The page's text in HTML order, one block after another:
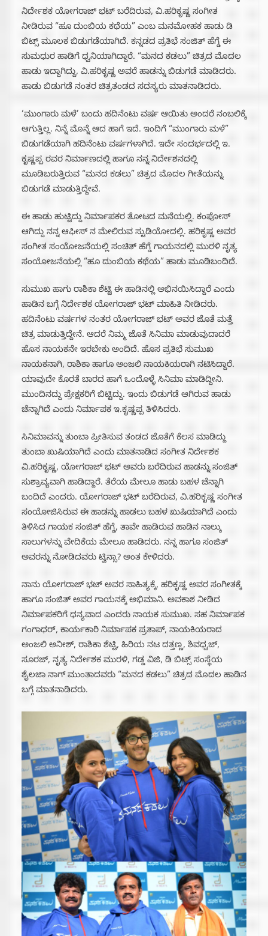
ನಿರ್ದೇಶಕ ಯೋಗರಾಜ್ ಭಟ್ ಬರೆದಿರುವ, ವಿ.ಹರಿಕೃಷ್ಣ ಸಂಗೀತ
ನೀಡಿರುವ “ಹೂ ದುಂಬಿಯ ಕಥೆಯ” ಎಂಬ ಮನಮೋಹಕ ಹಾಡು ಡಿ
ಬಿಟ್ಸ್ ಮೂಲಕ ಬಿಡುಗಡೆಯಾಗಿದೆ. ಕನ್ನಡದ ಪ್ರತಿಭೆ ಸಂಜಿತ್ ಹೆಗ್ಡೆ ಈ
ಸುಮಧುರ ಹಾಡಿಗೆ ಧ್ವನಿಯಾಗಿದ್ದಾರೆ. “ಮನದ ಕಡಲು” ಚಿತ್ರದ ಮೊದಲ
ಹಾಡು ಇದ್ದಾಗಿದ್ದು,‌ ವಿ.ಹರಿಕೃಷ್ಣ ಅವರೆ ಹಾಡನ್ನು ಬಿಡುಗಡೆ ಮಾಡಿದರು.
ಹಾಡು ಬಿಡುಗಡೆ ನಂತರ ಚಿತ್ರತಂಡದ ಸದಸ್ಯರು ಮಾತನಾಡಿದರು.
‘ಮುಂಗಾರು ಮಳೆ’ ಬಂದು ಹದಿನೆಂಟು ವರ್ಷ ಆಯಿತು ಅಂದರೆ ನಂಬಲಿಕ್ಕೆ
ಆಗುತ್ತಿಲ್ಲ. ನಿನ್ನೆ ಮೊನ್ನೆ ಆದ ಹಾಗೆ ಇದೆ. ಇಂದಿಗೆ “ಮುಂಗಾರು ಮಳೆ”
ಬಿಡುಗಡೆಯಾಗಿ ಹದಿನೆಂಟು ವರ್ಷಗಳಾಗಿದೆ. ಇದೇ ಸಂದರ್ಭದಲ್ಲಿ ಇ.
ಕೃಷ್ಣಪ್ಪ ರವರ ನಿರ್ಮಾಣದಲ್ಲಿ ಹಾಗೂ ನನ್ನ ನಿರ್ದೇಶನದಲ್ಲಿ
ಮೂಡಿಬರುತ್ತಿರುವ “ಮನದ ಕಡಲು” ಚಿತ್ರದ ಮೊದಲ ಗೀತೆಯನ್ನು
ಬಿಡುಗಡೆ ಮಾಡುತ್ತಿದ್ದೇವೆ.
ಈ ಹಾಡು ಹುಟ್ಟಿದ್ದು ನಿರ್ಮಾಪಕರ ತೋಟದ ಮನೆಯಲ್ಲಿ. ಕಂಪೋಸ್
ಆಗಿದ್ದು‌ ನನ್ನ‌ ಆಫೀಸ್ ನ ಮೇಲಿರುವ ಸ್ಟುಡಿಯೋದಲ್ಲಿ. ಹರಿಕೃಷ್ಣ ಅವರ
ಸಂಗೀತ ಸಂಯೋಜನೆಯಲ್ಲಿ ಸಂಚಿತ್ ಹೆಗ್ಡೆ ಗಾಯನದಲ್ಲಿ ಮುರಳಿ ನೃತ್ಯ
ಸಂಯೋಜನೆಯಲ್ಲಿ “ಹೂ ದುಂಬಿಯ ಕಥೆಯ” ಹಾಡು ಮೂಡಿಬಂದಿದೆ.‌
ಸುಮುಖ ಹಾಗು ರಾಶಿಕಾ ಶೆಟ್ಟಿ ಈ ಹಾಡಿನಲ್ಲಿ ಅಭಿನಯಿಸಿದ್ದಾರೆ ಎಂದು
ಹಾಡಿನ ಬಗ್ಗೆ ನಿರ್ದೇಶಕ ಯೋಗರಾಜ್ ಭಟ್ ಮಾಹಿತಿ ನೀಡಿದರು.
ಹದಿನೆಂಟು ವರ್ಷಗಳ ನಂತರ ಯೋಗರಾಜ್ ಭಟ್ ಅವರ ಜೊತೆ ಮತ್ತೆ
ಚಿತ್ರ ಮಾಡುತ್ತಿದ್ದೇನೆ. ಆದರೆ ನಿಮ್ಮ ಜೊತೆ ಸಿನಿಮಾ ಮಾಡುವುದಾದರೆ
ಹೊಸ ನಾಯಕನೇ ಇರಬೇಕು ಅಂದಿದೆ. ಹೊಸ ಪ್ರತಿಭೆ ಸುಮುಖ
ನಾಯಕನಾಗಿ, ರಾಶಿಕಾ ಹಾಗೂ ಅಂಜಲಿ ನಾಯಕಿಯರಾಗಿ ನಟಿಸಿದ್ದಾರೆ.
ಯಾವುದೇ ಕೊರತೆ ಬಾರದ ಹಾಗೆ ಒಂದೊಳ್ಳೆ ಸಿನಿಮಾ‌ ಮಾಡಿದ್ದೀನಿ.
ಮುಂದಿನದ್ದು ಪ್ರೇಕ್ಷಕರಿಗೆ ಬಿಟ್ಟಿದ್ದು. ಇಂದು ಬಿಡುಗಡೆ ಆಗಿರುವ ಹಾಡು
ಚೆನ್ನಾಗಿದೆ ಎಂದು ನಿರ್ಮಾಪಕ ಇ.ಕೃಷ್ಣಪ್ಪ ತಿಳಿಸಿದರು.
ಸಿನಿಮಾವನ್ನು ತುಂಬಾ ಪ್ರೀತಿಸುವ ತಂಡದ ಜೊತೆಗೆ ಕೆಲಸ ಮಾಡಿದ್ದು
ತುಂಬಾ ಖುಷಿಯಾಗಿದೆ ಎಂದು ಮಾತನಾಡಿದ ಸಂಗೀತ ನಿರ್ದೇಶಕ
ವಿ.ಹರಿಕೃಷ್ಣ, ಯೋಗರಾಜ್ ಭಟ್ ಅವರು ಬರೆದಿರುವ ಹಾಡನ್ನು ಸಂಜಿತ್
ಸುಶ್ರಾವ್ಯವಾಗಿ ಹಾಡಿದ್ದಾರೆ. ತೆರೆಯ ಮೇಲೂ ಹಾಡು ಬಹಳ ಚೆನ್ನಾಗಿ
ಬಂದಿದೆ ಎಂದರು. ಯೋಗರಾಜ್ ಭಟ್ ಬರೆದಿರುವ, ವಿ.ಹರಿಕೃಷ್ಣ ಸಂಗೀತ
ಸಂಯೋಜಿಸಿರುವ ಈ ಹಾಡನ್ನು ಹಾಡಲು ಬಹಳ ಖುಷಿಯಾಗಿದೆ ಎಂದು
ತಿಳಿಸಿದ ಗಾಯಕ ಸಂಜಿತ್ ಹೆಗ್ಡೆ, ತಾವೇ ಹಾಡಿರುವ ಹಾಡಿನ‌ ನಾಲ್ಕು
ಸಾಲುಗಳನ್ನು ವೇದಿಕೆಯ ಮೇಲೂ ಹಾಡಿದರು. ನನ್ನ ಹಾಗೂ ಸಂಜಿತ್
ಅವರನ್ನು ನೋಡಿದವರು ಟ್ವಿನ್ಸಾ? ಅಂತ ಕೇಳಿದರು.
ನಾನು‌ ಯೋಗರಾಜ್ ಭಟ್ ಅವರ ಸಾಹಿತ್ಯಕ್ಕೆ, ಹರಿಕೃಷ್ಣ ಅವರ ಸಂಗೀತಕ್ಕೆ
ಹಾಗೂ ಸಂಜಿತ್ ಅವರ ಗಾಯನಕ್ಕೆ ಅಭಿಮಾನಿ. ಅವಕಾಶ ನೀಡಿದ
ನಿರ್ಮಾಪಕರಿಗೆ ಧನ್ಯವಾದ ಎಂದರು ನಾಯಕ ಸುಮುಖ. ಸಹ ನಿರ್ಮಾಪಕ
ಗಂಗಾಧರ್, ಕಾರ್ಯಕಾರಿ ನಿರ್ಮಾಪಕ ಪ್ರತಾಪ್, ನಾಯಕಿಯರಾದ
ಅಂಜಲಿ ಅನೀಶ್, ರಾಶಿಕಾ ಶೆಟ್ಟಿ, ಹಿರಿಯ ನಟ ದತ್ತಣ್ಣ, ಶಿವಧ್ವಜ್,
ಸೂರಜ್, ನೃತ್ಯ ನಿರ್ದೇಶಕ ಮುರಳಿ, ಗಡ್ಡ ವಿಜಿ, ಡಿ ಬಿಟ್ಸ್ ಸಂಸ್ಥೆಯ
ಶೈಲಜಾ ನಾಗ್ ಮುಂತಾದವರು “ಮನದ ಕಡಲು” ಚಿತ್ರದ ಮೊದಲ ಹಾಡಿನ
ಬಗ್ಗೆ ಮಾತನಾಡಿದರು.